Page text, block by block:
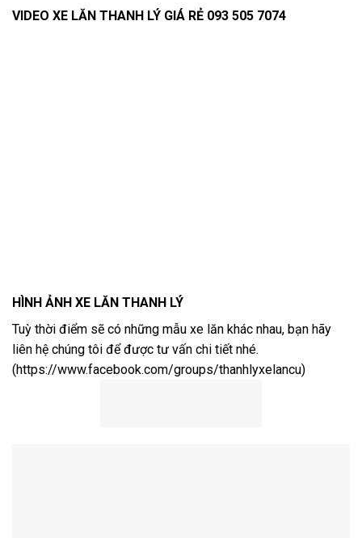
VIDEO XE LĂN THANH LÝ GIÁ RẺ 093 505 7074
HÌNH ẢNH XE LĂN THANH LÝ
Tuỳ thời điểm sẽ có những mẫu xe lăn khác nhau, bạn hãy
liên hệ chúng tôi để được tư vấn chi tiết nhé.
(https://www.facebook.com/groups/thanhlyxelancu)